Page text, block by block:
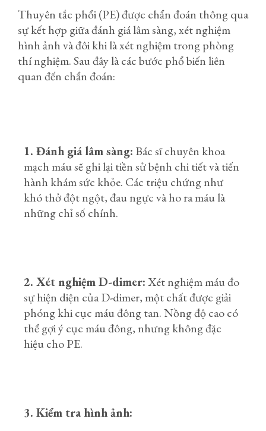
Thuyên tắc phổi (PE) được chẩn đoán thông qua
sự kết hợp giữa đánh giá lâm sàng, xét nghiệm
hình ảnh và đôi khi là xét nghiệm trong phòng
thí nghiệm. Sau đây là các bước phổ biến liên
quan đến chẩn đoán:
1. Đánh giá lâm sàng: Bác sĩ chuyên khoa
mạch máu sẽ ghi lại tiền sử bệnh chi tiết và tiến
hành khám sức khỏe. Các triệu chứng như
khó thở đột ngột, đau ngực và ho ra máu là
những chỉ số chính.
2. Xét nghiệm D-dimer:Xét nghiệm máu đo
sự hiện diện của D-dimer, một chất được giải
phóng khi cục máu đông tan. Nồng độ cao có
thể gợi ý cục máu đông, nhưng không đặc
hiệu cho PE.
3. Kiểm tra hình ảnh: